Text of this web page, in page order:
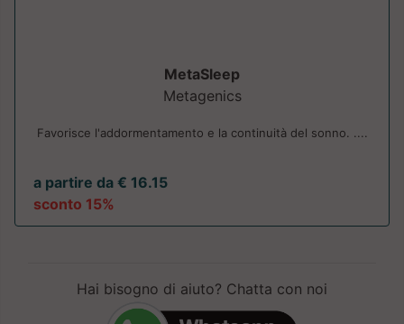
MetaSleep
Metagenics
Favorisce l'addormentamento e la continuità del sonno. ....
a partire da € 16.15
sconto 15%
Hai bisogno di aiuto? Chatta con noi